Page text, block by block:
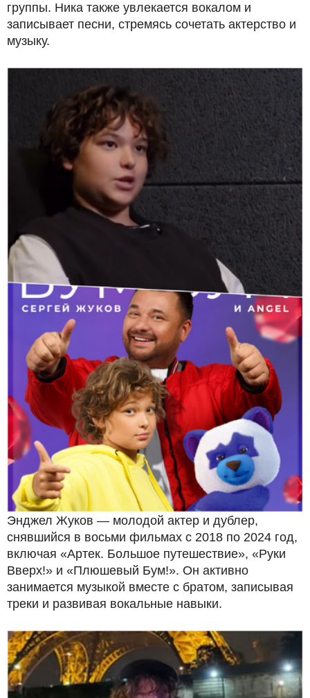
группы. Ника также увлекается вокалом и
записывает песни, стремясь сочетать актерство и
музыку.
Энджел Жуков — молодой актер и дублер,
снявшийся в восьми фильмах с 2018 по 2024 год,
включая «Артек. Большое путешествие», «Руки
Вверх!» и «Плюшевый Бум!». Он активно
занимается музыкой вместе с братом, записывая
треки и развивая вокальные навыки.